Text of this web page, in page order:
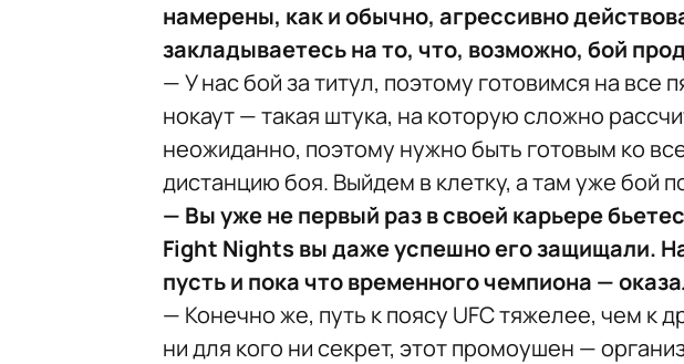
намерены, как и обычно, агрессивно
закладываетесь на то, что, возможно, бой
— У нас бой за титул, поэтому готовимся на все
нокаут — такая штука, на которую сложно
неожиданно, поэтому нужно быть готовым ко
дистанцию боя. Выйдем в клетку, а там уже бой
— Вы уже не первый раз в своей карьере
Fight Nights вы даже успешно его защищали.
пусть и пока что временного чемпиона —
— Конечно же, путь к поясу UFC тяжелее, чем к
ни для кого ни секрет, этот промоушен —